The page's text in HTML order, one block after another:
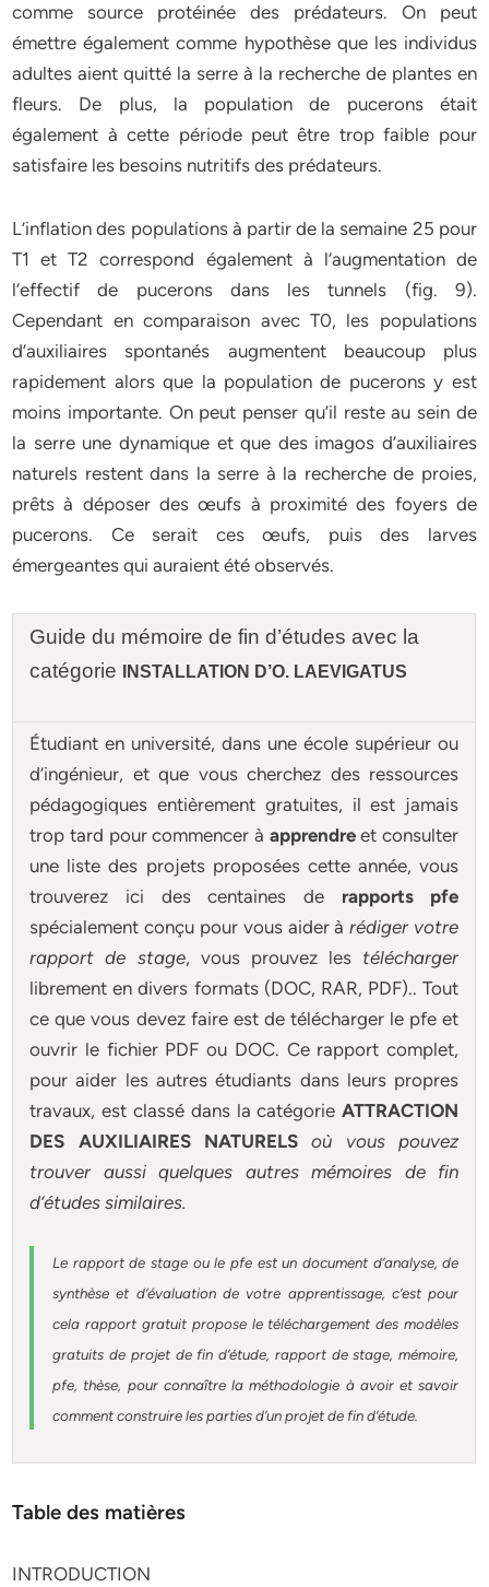
comme source protéinée des prédateurs. On peut
émettre également comme hypothèse que les individus
adultes aient quitté la serre à la recherche de plantes en
fleurs. De plus, la population de pucerons était
également à cette période peut être trop faible pour
satisfaire les besoins nutritifs des prédateurs.
L’inflation des populations à partir de la semaine 25 pour
T1 et T2 correspond également à l’augmentation de
l’effectif de pucerons dans les tunnels (fig. 9).
Cependant en comparaison avec T0, les populations
d’auxiliaires spontanés augmentent beaucoup plus
rapidement alors que la population de pucerons y est
moins importante. On peut penser qu’il reste au sein de
la serre une dynamique et que des imagos d’auxiliaires
naturels restent dans la serre à la recherche de proies,
prêts à déposer des œufs à proximité des foyers de
pucerons. Ce serait ces œufs, puis des larves
émergeantes qui auraient été observés.
Guide du mémoire de fin d’études avec la
catégorie
INSTALLATION D’O. LAEVIGATUS
Étudiant en université, dans une école supérieur ou
d’ingénieur, et que vous cherchez des ressources
pédagogiques entièrement gratuites, il est jamais
trop tard pour commencer à apprendreet consulter
une liste des projets proposées cette année, vous
trouverez ici des centaines de rapports pfe
spécialement conçu pour vous aider àrédiger votre
rapport de stage, vous prouvez les télécharger
librement en divers formats (DOC, RAR, PDF).. Tout
ce que vous devez faire est de télécharger le pfe et
ouvrir le fichier PDF ou DOC. Ce rapport complet,
pour aider les autres étudiants dans leurs propres
travaux, est classé dans la catégorie ATTRACTION
DES AUXILIAIRES NATURELSoù vous pouvez
trouver aussi quelques autresmémoires de fin
d’études similaires.
Le rapport de stage ou le pfe est un document d’analyse, de
synthèse et d’évaluation de votre apprentissage, c’est pour
cela rapport gratuit propose le téléchargement des modèles
gratuits de projet de fin d’étude, rapport de stage, mémoire,
pfe, thèse, pour connaître la méthodologie à avoir et savoir
comment construire les parties d’un projet de fin d’étude
Table des matières
INTRODUCTION